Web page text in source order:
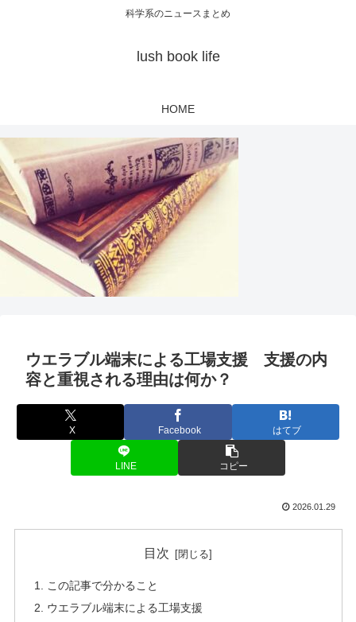
科学系のニュースまとめ
lush book life
HOME
ウエラブル端末による工場支援 支援の内
容と重視される理由は何か？
X Facebook はてブ
LINE コピー
2026.01.29
目次
この記事で分かること
ウエラブル端末による工場支援